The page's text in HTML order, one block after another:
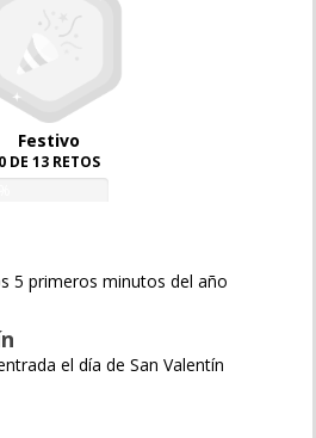
Festivo
0 DE 13 RETOS
5 primeros minutos del año
el día de San Valentín